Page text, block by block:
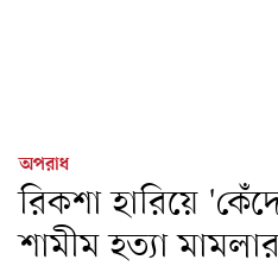
অপরাধ
রিকশা হারিয়ে
শামীম হত্যা